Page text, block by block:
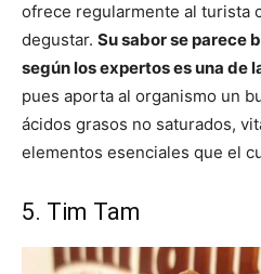
ofrece regularmente al turista
degustar. Su sabor se parece
según los expertos es una de
pues aporta al organismo un
ácidos grasos no saturados,
elementos esenciales que el
5. Tim Tam